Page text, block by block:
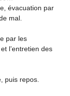
évacuation par
mal.
par les
l’entretien des
puis repos.